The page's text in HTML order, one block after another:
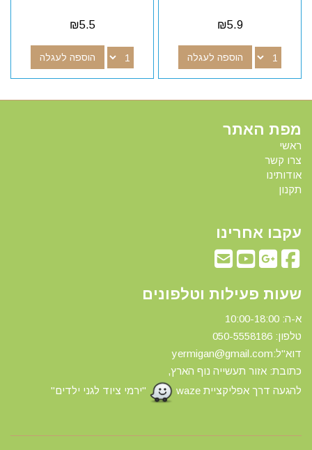
₪5.9
הוספה לעגלה
₪5.5
הוספה לעגלה
מפת האתר
ראשי
צרו קשר
אודותינו
תקנון
עקבו אחרינו
שעות פעילות וטלפונים
א-ה: 10:00-18:00
טלפון: 0 50-5558186
דוא"ל:yermigan@gmail.com
כתובת: אזור תעשייה נוף הארץ,
להגעה דרך אפליקציית waze
"ירמי ציוד לגני ילדים"